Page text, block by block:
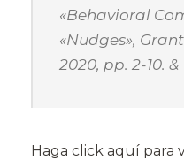
«Behavioral
«Nudges»,
2020, pp. 2-10. &
Haga click aquí para